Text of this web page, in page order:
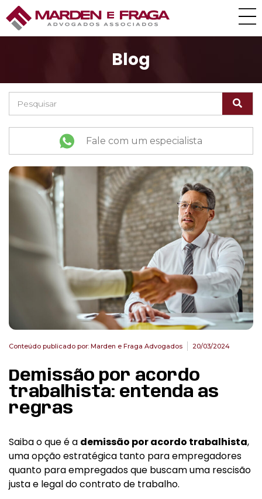
Blog
Fale com um especialista
Conteúdo publicado por: Marden e Fraga Advogados 20/03/2024
Demissão por acordo
trabalhista: entenda as
regras
Saiba o que é a demissão por acordo trabalhista,
uma opção estratégica tanto para empregadores
quanto para empregados que buscam uma rescisão
justa e legal do contrato de trabalho.